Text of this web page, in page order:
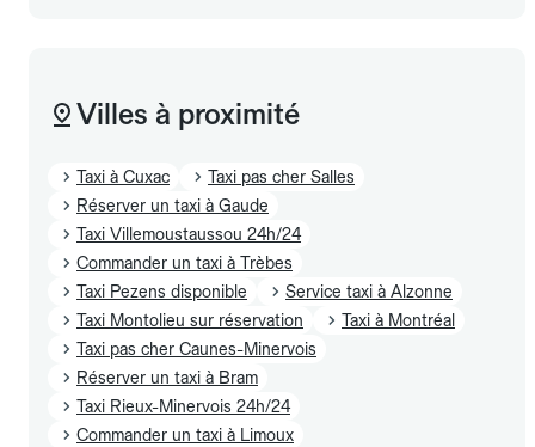
Villes à proximité
Taxi à Cuxac
Taxi pas cher Salles
Réserver un taxi à Gaude
Taxi Villemoustaussou 24h/24
Commander un taxi à Trèbes
Taxi Pezens disponible
Service taxi à Alzonne
Taxi Montolieu sur réservation
Taxi à Montréal
Taxi pas cher Caunes-Minervois
Réserver un taxi à Bram
Taxi Rieux-Minervois 24h/24
Commander un taxi à Limoux